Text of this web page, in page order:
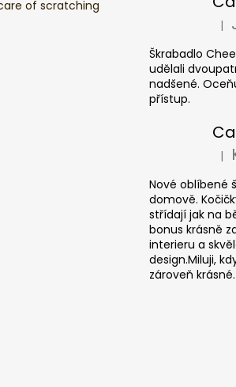
of scratching
|
Škrabadlo
udělali
nadšené.
přístup.
|
Nové oblíbené
domově.
střídají jak na
bonus krásně
interieru a
design.Miluji,
zároveň krásné.